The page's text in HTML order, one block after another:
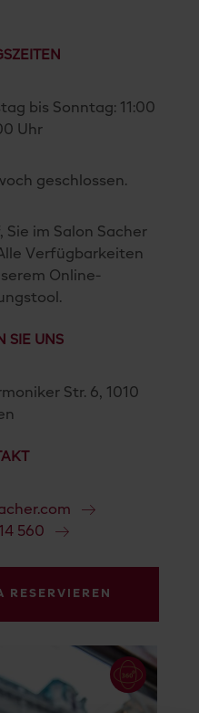
bis Sonntag: 11:00
Uhr
geschlossen.
im Salon Sacher
Verfügbarkeiten
Online-
SIE UNS
Str. 6, 1010
560
RESERVIEREN